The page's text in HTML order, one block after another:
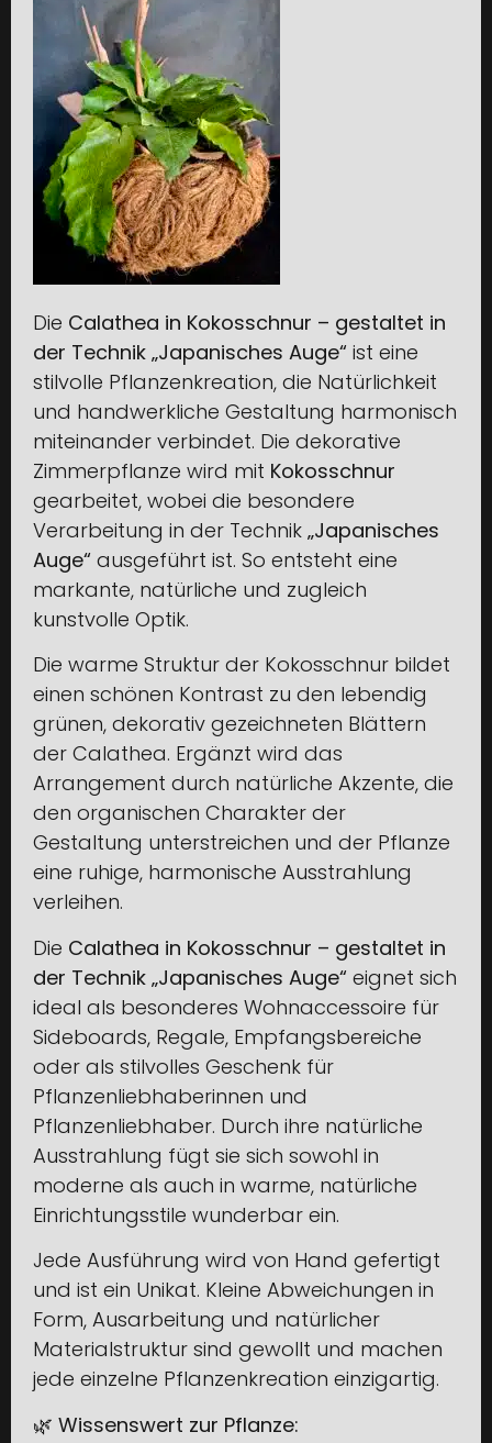
Die Calathea in Kokosschnur – gestaltet in
der Technik „Japanisches Auge“ ist eine
stilvolle Pflanzenkreation, die Natürlichkeit
und handwerkliche Gestaltung harmonisch
miteinander verbindet. Die dekorative
Zimmerpflanze wird mit Kokosschnur
gearbeitet, wobei die besondere
Verarbeitung in der Technik „Japanisches
Auge“ ausgeführt ist. So entsteht eine
markante, natürliche und zugleich
kunstvolle Optik.
Die warme Struktur der Kokosschnur bildet
einen schönen Kontrast zu den lebendig
grünen, dekorativ gezeichneten Blättern
der Calathea. Ergänzt wird das
Arrangement durch natürliche Akzente, die
den organischen Charakter der
Gestaltung unterstreichen und der Pflanze
eine ruhige, harmonische Ausstrahlung
verleihen.
Die Calathea in Kokosschnur – gestaltet in
der Technik „Japanisches Auge“ eignet sich
ideal als besonderes Wohnaccessoire für
Sideboards, Regale, Empfangsbereiche
oder als stilvolles Geschenk für
Pflanzenliebhaberinnen und
Pflanzenliebhaber. Durch ihre natürliche
Ausstrahlung fügt sie sich sowohl in
moderne als auch in warme, natürliche
Einrichtungsstile wunderbar ein.
Jede Ausführung wird von Hand gefertigt
und ist ein Unikat. Kleine Abweichungen in
Form, Ausarbeitung und natürlicher
Materialstruktur sind gewollt und machen
jede einzelne Pflanzenkreation einzigartig.
🌿 Wissenswert zur Pflanze: